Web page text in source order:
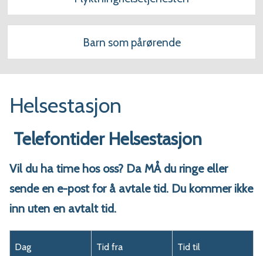
r
a
Barn som pårørende
Helsestasjon
Telefontider Helsestasjon
Vil du ha time hos oss? Da MÅ du ringe eller
sende en e-post for å avtale tid. Du kommer ikke
inn uten en avtalt tid.
Dag Tid fra Tid til